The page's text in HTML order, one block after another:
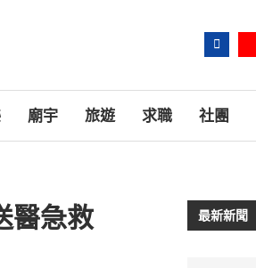
廟宇 旅遊 求職 社團
醫急救 最新新聞